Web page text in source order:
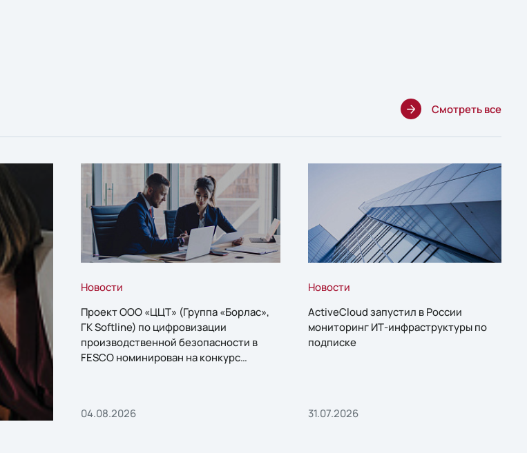
Смотреть все
Новости
Проект ООО «ЦЦТ» (Группа «Борлас»,
ГК Softline) по цифровизации
производственной безопасности в
FESCO номинирован на конкурс
04.08.2026
Новости
ActiveCloud запустил в России
мониторинг ИТ-инфраструктуры по
подписке
31.07.2026